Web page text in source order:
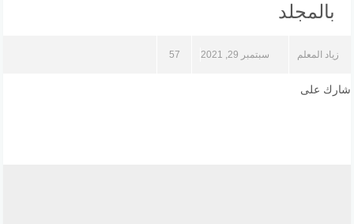
بالمجلد
زياد المعلم سبتمبر 29, 2021 57
شارك على